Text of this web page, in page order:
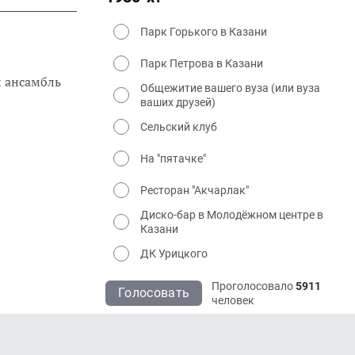
ансамбль
Парк Горького в Казани
Парк Петрова в Казани
Общежитие вашего вуза (или вуза
ваших друзей)
Сельский клуб
На "пятачке"
Ресторан "Акчарлак"
Диско-бар в Молодёжном центре в
Казани
ДК Урицкого
Голосовать Проголосовало5911
человек